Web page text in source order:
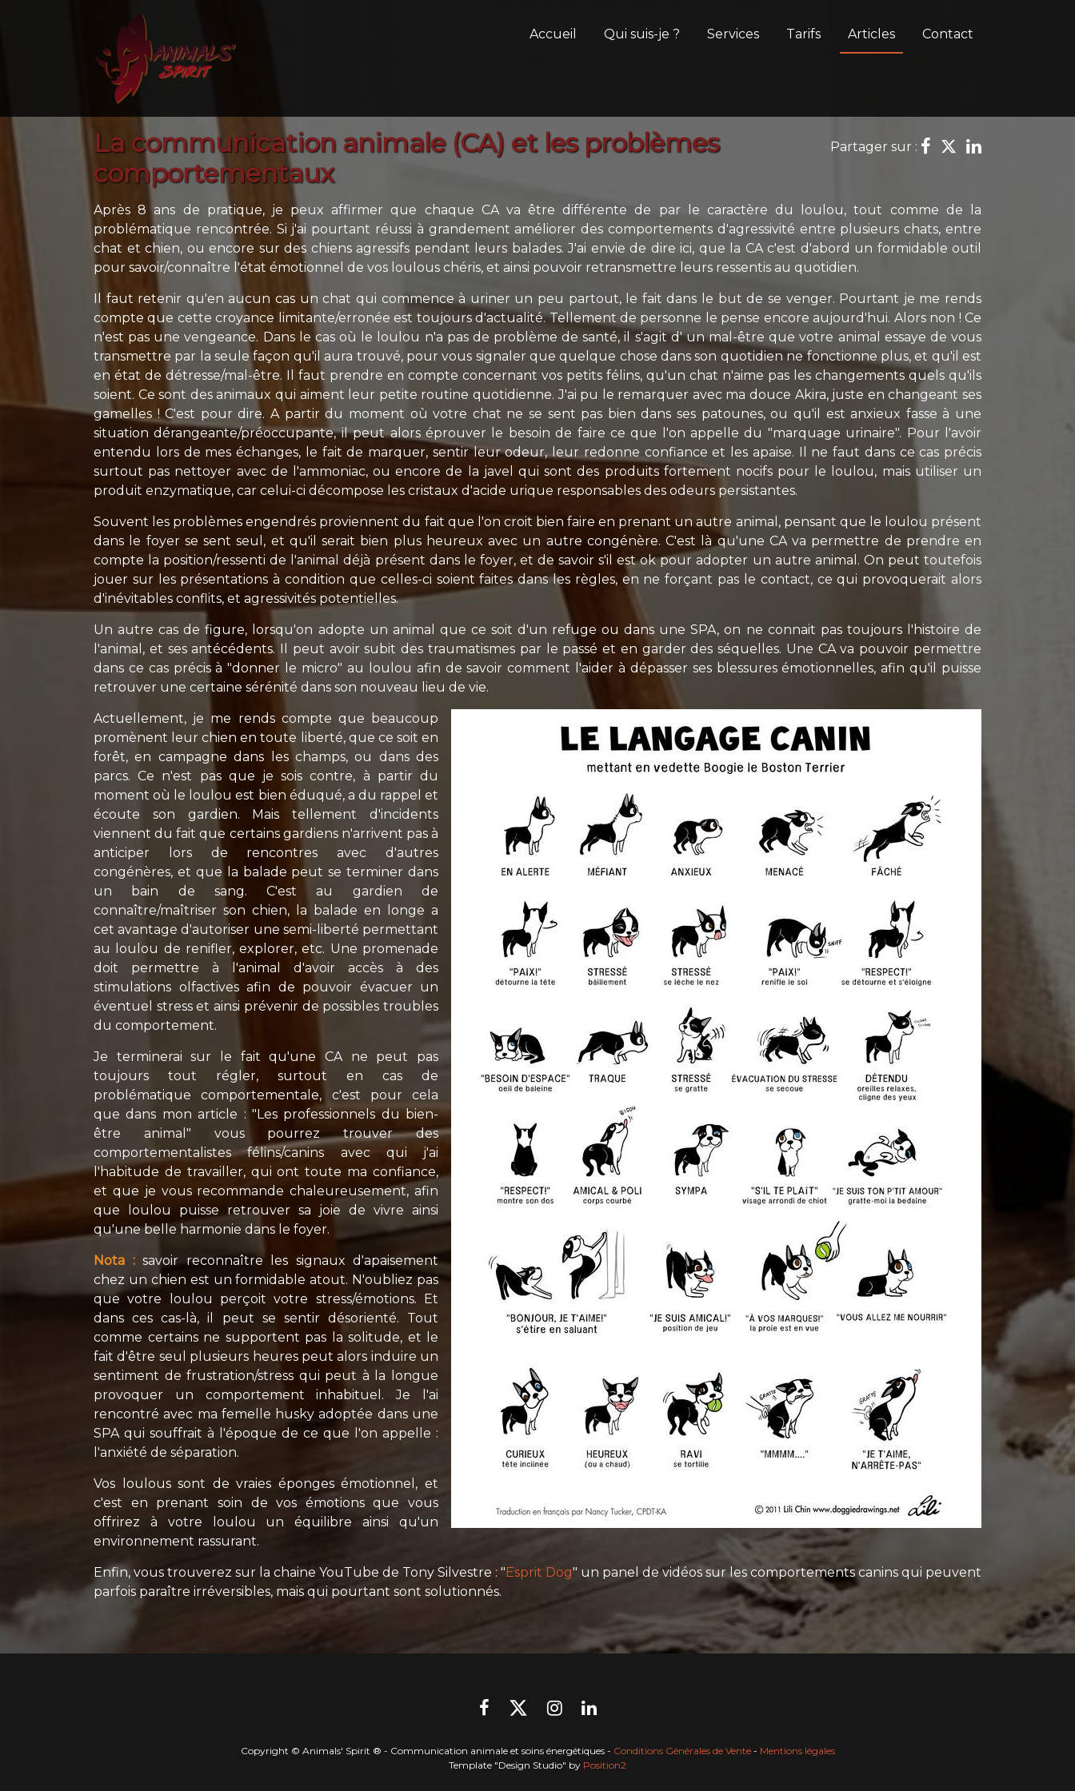
Accueil Qui suis-je ? Services Tarifs Articles Contact
Partager sur :
La communication animale (CA) et les problèmes
comportementaux
Après 8 ans de pratique, je peux affirmer que chaque CA va être différente de par le caractère du loulou, tout comme de la
problématique rencontrée. Si j'ai pourtant réussi à grandement améliorer des comportements d'agressivité entre plusieurs chats, entre
chat et chien, ou encore sur des chiens agressifs pendant leurs balades. J'ai envie de dire ici, que la CA c'est d'abord un formidable outil
pour savoir/connaître l'état émotionnel de vos loulous chéris, et ainsi pouvoir retransmettre leurs ressentis au quotidien.
Il faut retenir qu'en aucun cas un chat qui commence à uriner un peu partout, le fait dans le but de se venger. Pourtant je me rends
compte que cette croyance limitante/erronée est toujours d'actualité. Tellement de personne le pense encore aujourd'hui. Alors non ! Ce
n'est pas une vengeance. Dans le cas où le loulou n'a pas de problème de santé, il s'agit d' un mal-être que votre animal essaye de vous
transmettre par la seule façon qu'il aura trouvé, pour vous signaler que quelque chose dans son quotidien ne fonctionne plus, et qu'il est
en état de détresse/mal-être. Il faut prendre en compte concernant vos petits félins, qu'un chat n'aime pas les changements quels qu'ils
soient. Ce sont des animaux qui aiment leur petite routine quotidienne. J'ai pu le remarquer avec ma douce Akira, juste en changeant ses
gamelles ! C'est pour dire. A partir du moment où votre chat ne se sent pas bien dans ses patounes, ou qu'il est anxieux fasse à une
situation dérangeante/préoccupante, il peut alors éprouver le besoin de faire ce que l'on appelle du "marquage urinaire". Pour l'avoir
entendu lors de mes échanges, le fait de marquer, sentir leur odeur, leur redonne confiance et les apaise. Il ne faut dans ce cas précis
surtout pas nettoyer avec de l'ammoniac, ou encore de la javel qui sont des produits fortement nocifs pour le loulou, mais utiliser un
produit enzymatique, car celui-ci décompose les cristaux d'acide urique responsables des odeurs persistantes.
Souvent les problèmes engendrés proviennent du fait que l'on croit bien faire en prenant un autre animal, pensant que le loulou présent
dans le foyer se sent seul, et qu'il serait bien plus heureux avec un autre congénère. C'est là qu'une CA va permettre de prendre en
compte la position/ressenti de l'animal déjà présent dans le foyer, et de savoir s'il est ok pour adopter un autre animal. On peut toutefois
jouer sur les présentations à condition que celles-ci soient faites dans les règles, en ne forçant pas le contact, ce qui provoquerait alors
d'inévitables conflits, et agressivités potentielles.
Un autre cas de figure, lorsqu'on adopte un animal que ce soit d'un refuge ou dans une SPA, on ne connait pas toujours l'histoire de
l'animal, et ses antécédents. Il peut avoir subit des traumatismes par le passé et en garder des séquelles. Une CA va pouvoir permettre
dans ce cas précis à "donner le micro" au loulou afin de savoir comment l'aider à dépasser ses blessures émotionnelles, afin qu'il puisse
retrouver une certaine sérénité dans son nouveau lieu de vie.
Actuellement, je me rends compte que beaucoup
promènent leur chien en toute liberté, que ce soit en
forêt, en campagne dans les champs, ou dans des
parcs. Ce n'est pas que je sois contre, à partir du
moment où le loulou est bien éduqué, a du rappel et
écoute son gardien. Mais tellement d'incidents
viennent du fait que certains gardiens n'arrivent pas à
anticiper lors de rencontres avec d'autres
congénères, et que la balade peut se terminer dans
un bain de sang. C'est au gardien de
connaître/maîtriser son chien, la balade en longe a
cet avantage d'autoriser une semi-liberté permettant
au loulou de renifler, explorer, etc. Une promenade
doit permettre à l'animal d'avoir accès à des
stimulations olfactives afin de pouvoir évacuer un
éventuel stress et ainsi prévenir de possibles troubles
du comportement.
Je terminerai sur le fait qu'une CA ne peut pas
toujours tout régler, surtout en cas de
problématique comportementale, c'est pour cela
que dans mon article : "Les professionnels du bien-
être animal" vous pourrez trouver des
comportementalistes félins/canins avec qui j'ai
l'habitude de travailler, qui ont toute ma confiance,
et que je vous recommande chaleureusement, afin
que loulou puisse retrouver sa joie de vivre ainsi
qu'une belle harmonie dans le foyer.
Nota :savoir reconnaître les signaux d'apaisement
chez un chien est un formidable atout. N'oubliez pas
que votre loulou perçoit votre stress/émotions. Et
dans ces cas-là, il peut se sentir désorienté. Tout
comme certains ne supportent pas la solitude, et le
fait d'être seul plusieurs heures peut alors induire un
sentiment de frustration/stress qui peut à la longue
provoquer un comportement inhabituel. Je l'ai
rencontré avec ma femelle husky adoptée dans une
SPA qui souffrait à l'époque de ce que l'on appelle :
l'anxiété de séparation.
Vos loulous sont de vraies éponges émotionnel, et
c'est en prenant soin de vos émotions que vous
offrirez à votre loulou un équilibre ainsi qu'un
environnement rassurant.
Enfin, vous trouverez sur la chaine YouTube de Tony Silvestre : "Esprit Dog" un panel de vidéos sur les comportements canins qui peuvent
parfois paraître irréversibles, mais qui pourtant sont solutionnés.
Copyright © Animals' Spirit ® - Communication animale et soins énergétiques - Conditions Générales de Vente- Mentions légales
Template "Design Studio" by Position2